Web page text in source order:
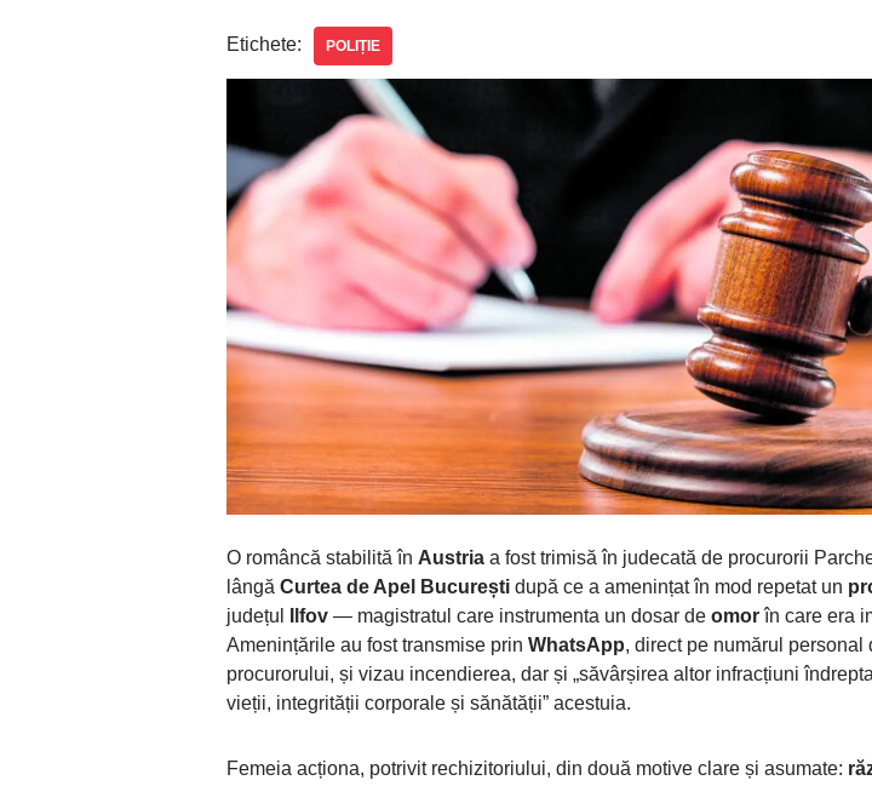
Etichete: POLIȚIE
O româncă stabilită în Austria a fost trimisă în judecată de procurorii
lângă Curtea de Apel București după ce a amenințat în mod repetat un
județul
Ilfov — magistratul care instrumenta un dosar de omorîn care era
Amenințările au fost transmise prin WhatsApp, direct pe numărul personal
procurorului, și vizau incendierea, dar și „săvârșirea altor infracțiuni
vieții, integrității corporale și sănătății” acestuia.
Femeia acționa, potrivit rechizitoriului, din două motive clare și asumate: